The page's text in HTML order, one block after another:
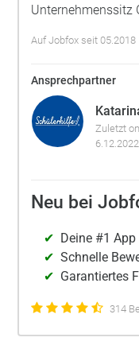
Unternehmenssitz
Auf Jobfox seit 05.2018
Ansprechpartner
Zuletzt
6.12.2022
Neu bei
Deine #1
Schnelle
Garantiertes
314